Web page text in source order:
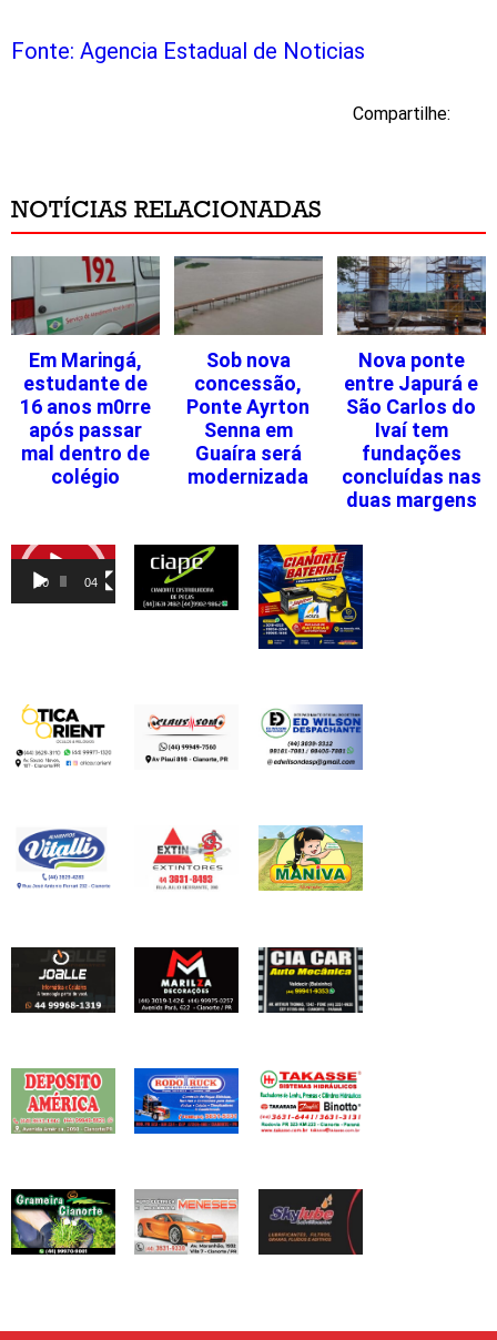
Fonte: Agencia Estadual de Noticias
Compartilhe:
NOTÍCIAS RELACIONADAS
Em Maringá,
estudante de
16 anos m0rre
após passar
mal dentro de
colégio
Sob nova
concessão,
Ponte Ayrton
Senna em
Guaíra será
modernizada
Nova ponte
entre Japurá e
São Carlos do
Ivaí tem
fundações
concluídas nas
duas margens
Tocador
00:00 04:46